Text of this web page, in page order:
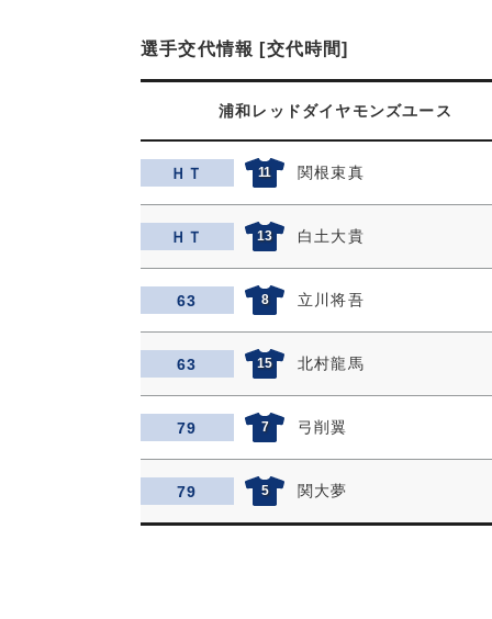
選手交代情報 [交代時間]
浦和レッドダイヤモンズユース
ＨＴ 11 関根束真
ＨＴ 13 白土大貴
63 8 立川将吾
63 15 北村龍馬
79 7 弓削翼
79 5 関大夢